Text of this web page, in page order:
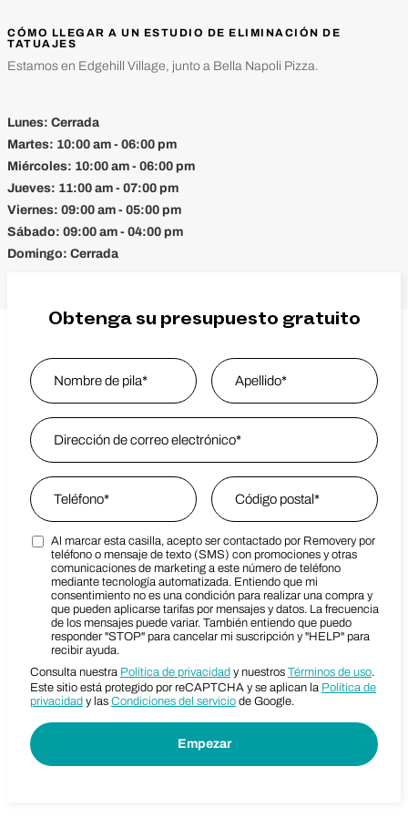
CÓMO LLEGAR A UN ESTUDIO DE ELIMINACIÓN DE
TATUAJES
Estamos en Edgehill Village, junto a Bella Napoli Pizza.
Lunes: Cerrada
Martes: 10:00 am - 06:00 pm
Miércoles: 10:00 am - 06:00 pm
Jueves: 11:00 am - 07:00 pm
Viernes: 09:00 am - 05:00 pm
Sábado: 09:00 am - 04:00 pm
Domingo: Cerrada
Obtenga su presupuesto gratuito
Name
Nombre
Email Address
Phone Zip Code
Zip Code
Marketing SMS Consent Terms
Al marcar esta casilla, acepto ser contactado por Removery por
teléfono o mensaje de texto (SMS) con promociones y otras
comunicaciones de marketing a este número de teléfono
mediante tecnología automatizada. Entiendo que mi
consentimiento no es una condición para realizar una compra y
que pueden aplicarse tarifas por mensajes y datos. La frecuencia
de los mensajes puede variar. También entiendo que puedo
responder "STOP" para cancelar mi suscripción y "HELP" para
recibir ayuda.
Consulta nuestra Política de privacidad y nuestros Términos de uso.
Este sitio está protegido por reCAPTCHA y se aplican la Política de
privacidad y las Condiciones del servicio de Google.